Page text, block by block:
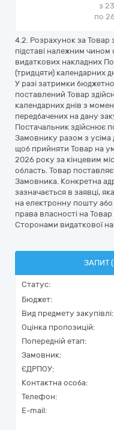
з
по
4.2. Розрахунок за
підставі належним
видаткових накладних
(тридцяти) календарних
У разі затримки
поставлений Товар
календарних днів з
передбачених на дану
Постачальник здійснює
Замовнику разом з усіма
щоб прийняти Товар на
2026 року за кінцевим
область. Товар
Замовника. Конкретна
зазначається в заявці,
на електронну пошту або
права власності на
Сторонами видаткової
ЗАПИТ
Статус:
Бюджет:
Вид предмету закупівлі:
Оцінка пропозицій:
Попередній етап:
Замовник:
ЄДРПОУ:
Контактна особа:
Телефон:
E-mail: